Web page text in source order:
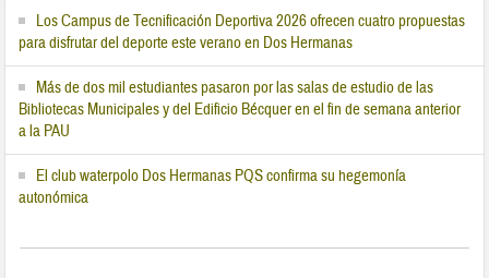
Los Campus de Tecnificación Deportiva 2026 ofrecen cuatro propuestas
para disfrutar del deporte este verano en Dos Hermanas
Más de dos mil estudiantes pasaron por las salas de estudio de las
Bibliotecas Municipales y del Edificio Bécquer en el fin de semana anterior
a la PAU
El club waterpolo Dos Hermanas PQS confirma su hegemonía
autonómica